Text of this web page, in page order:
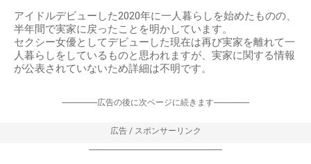
アイドルデビューした2020年に一人暮らしを始めたものの、
半年間で実家に戻ったことを明かしています。
セクシー女優としてデビューした現在は再び実家を離れて一
人暮らしをしているものと思われますが、実家に関する情報
が公表されていないため詳細は不明です。
-----------------広告の後に次ページに続きます-----------------
広告 / スポンサーリンク
----------------------------------------------------------------